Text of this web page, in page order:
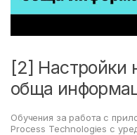
[2] Настройки
обща
Обучения за работа с
Process Technologies с